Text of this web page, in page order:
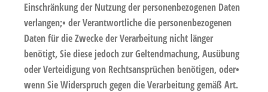
Einschränkung der Nutzung der personenbezogenen Daten
verlangen;• der Verantwortliche die personenbezogenen
Daten für die Zwecke der Verarbeitung nicht länger
benötigt, Sie diese jedoch zur Geltendmachung, Ausübung
oder Verteidigung von Rechtsansprüchen benötigen, oder•
wenn Sie Widerspruch gegen die Verarbeitung gemäß Art.